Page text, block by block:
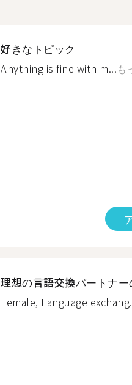
好きなトピック
Anything is fine with m...も
理想の言語交換パートナ
Female, Language